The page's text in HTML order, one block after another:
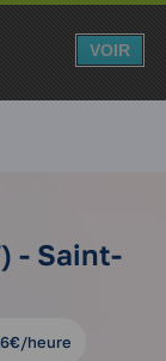
VOIR
- Saint-
heure